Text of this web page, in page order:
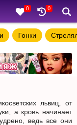
0 0
Гонки
львиц, от
а кровь начинает
ведь все они